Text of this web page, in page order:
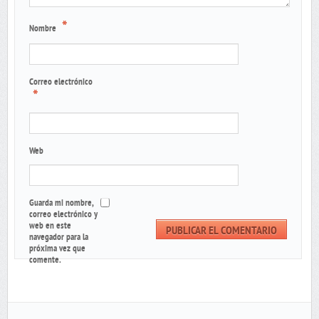
Nombre *
Correo electrónico
*
Web
Guarda mi nombre,
correo electrónico y
web en este
navegador para la
próxima vez que
comente.